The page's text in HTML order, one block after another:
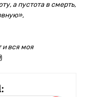
а пустота в смерть,
»,
и вся моя
)